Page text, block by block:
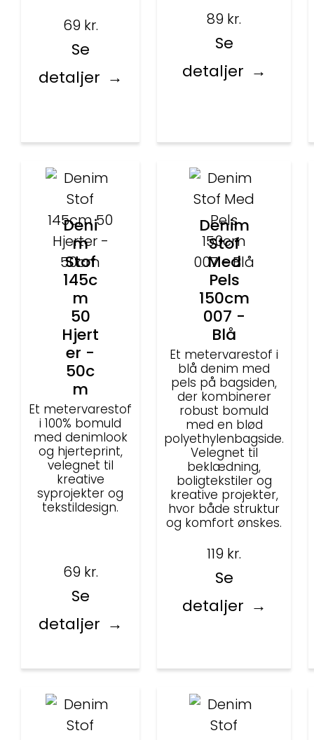
69 kr.
Se
detaljer
89 kr.
Se
detaljer
Deni
m
Stof
145c
m
50
Hjert
er -
50c
m
Et metervarestof
i 100% bomuld
med denimlook
og hjerteprint,
velegnet til
kreative
syprojekter og
tekstildesign.
69 kr.
Se
detaljer
Denim
Stof
Med
Pels
150cm
007 -
Blå
Et metervarestof i
blå denim med
pels på bagsiden,
der kombinerer
robust bomuld
med en blød
polyethylenbagside.
Velegnet til
beklædning,
boligtekstiler og
kreative projekter,
hvor både struktur
og komfort ønskes.
119 kr.
Se
detaljer